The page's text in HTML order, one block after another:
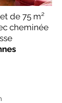
de 75 m²
cheminée